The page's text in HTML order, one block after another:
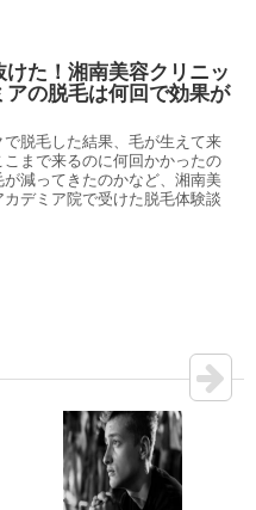
た！湘南美容クリニッ
アの脱毛は何回で効果が
脱毛した結果、毛が生えて来
まで来るのに何回かかったの
減ってきたのかなど、湘南美
デミア院で受けた脱毛体験談